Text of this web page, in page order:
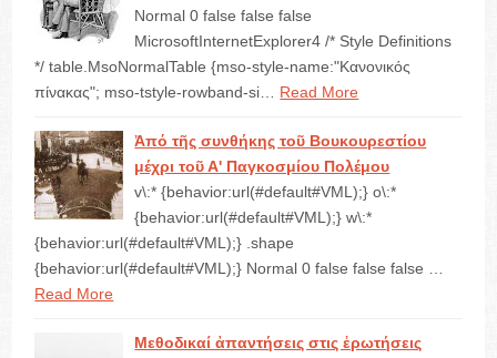
Normal 0 false false false
MicrosoftInternetExplorer4 /* Style Definitions
*/ table.MsoNormalTable {mso-style-name:"Κανονικός
πίνακας"; mso-tstyle-rowband-si…
Read More
Ἀπό τῆς συνθήκης τοῦ Βουκουρεστίου
μέχρι τοῦ Α' Παγκοσμίου Πολέμου
v\:* {behavior:url(#default#VML);} o\:*
{behavior:url(#default#VML);} w\:*
{behavior:url(#default#VML);} .shape
{behavior:url(#default#VML);} Normal 0 false false false …
Read More
Μεθοδικαί ἀπαντήσεις στις ἐρωτήσεις